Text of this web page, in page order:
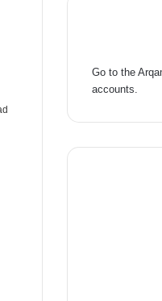
Go to the
accounts.